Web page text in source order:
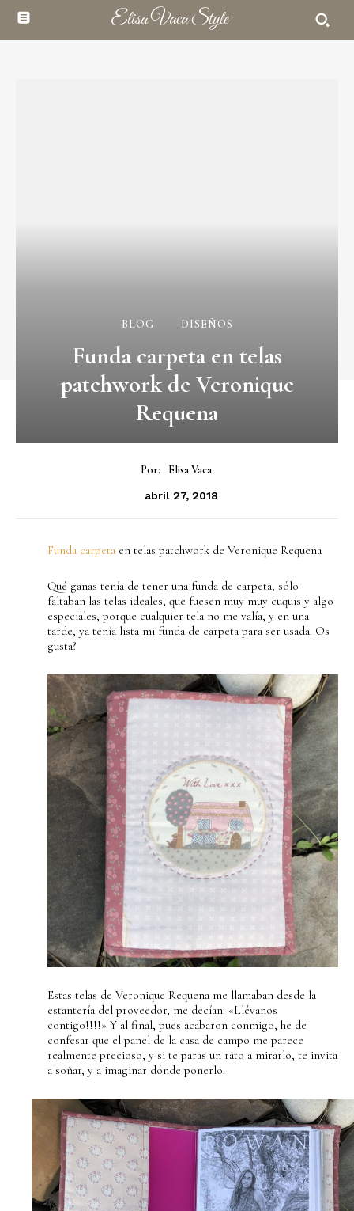
Elisa Vaca Style
BLOG DISEÑOS
Funda carpeta en telas
patchwork de Veronique
Requena
Por: Elisa Vaca
abril 27, 2018
Funda carpeta en telas patchwork de Veronique Requena
Qué ganas tenía de tener una funda de carpeta, sólo
faltaban las telas ideales, que fuesen muy muy cuquis y algo
especiales, porque cualquier tela no me valía, y en una
tarde, ya tenía lista mi funda de carpeta para ser usada. Os
gusta?
Estas telas de Veronique Requena me llamaban desde la
estantería del proveedor, me decían: «Llévanos
contigo!!!!» Y al final, pues acabaron conmigo, he de
confesar que el panel de la casa de campo me parece
realmente precioso, y si te paras un rato a mirarlo, te invita
a soñar, y a imaginar dónde ponerlo.